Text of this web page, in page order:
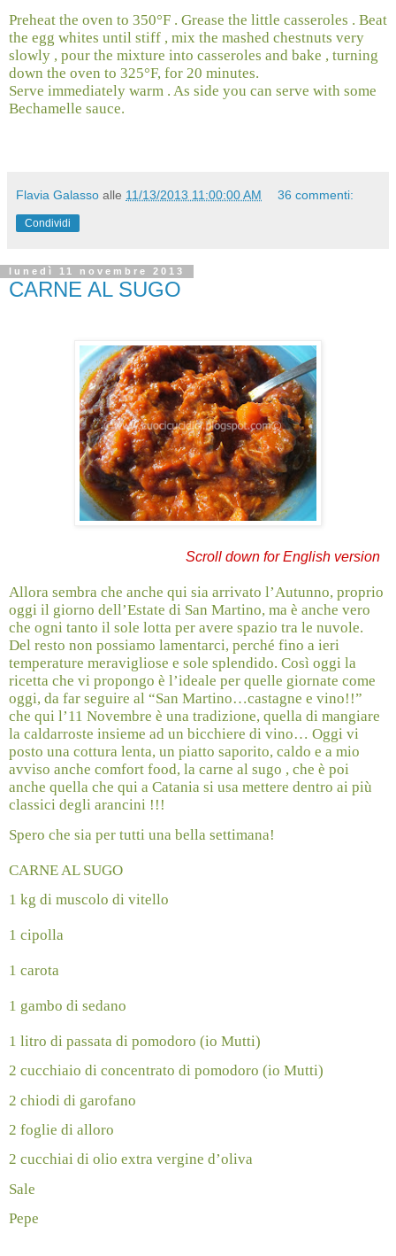
Preheat the oven to 350°F . Grease the little casseroles . Beat
the egg whites until stiff , mix the mashed chestnuts very
slowly , pour the mixture into casseroles and bake , turning
down the oven to 325°F, for 20 minutes.
Serve immediately warm . As side you can serve with some
Bechamelle sauce.
Flavia Galasso alle 11/13/2013 11:00:00 AM 36 commenti:
Condividi
lunedì 11 novembre 2013
CARNE AL SUGO
Scroll down for English version
Allora sembra che anche qui sia arrivato l’Autunno, proprio
oggi il giorno dell’Estate di San Martino, ma è anche vero
che ogni tanto il sole lotta per avere spazio tra le nuvole.
Del resto non possiamo lamentarci, perché fino a ieri
temperature meravigliose e sole splendido. Così oggi la
ricetta che vi propongo è l’ideale per quelle giornate come
oggi, da far seguire al “San Martino…castagne e vino!!”
che qui l’11 Novembre è una tradizione, quella di mangiare
la caldarroste insieme ad un bicchiere di vino… Oggi vi
posto una cottura lenta, un piatto saporito, caldo e a mio
avviso anche comfort food, la carne al sugo , che è poi
anche quella che qui a Catania si usa mettere dentro ai più
classici degli arancini !!!
Spero che sia per tutti una bella settimana!
CARNE AL SUGO
1 kg di muscolo di vitello
1 cipolla
1 carota
1 gambo di sedano
1 litro di passata di pomodoro (io Mutti)
2 cucchiaio di concentrato di pomodoro (io Mutti)
2 chiodi di garofano
2 foglie di alloro
2 cucchiai di olio extra vergine d’oliva
Sale
Pepe